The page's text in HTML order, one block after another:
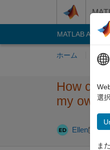
MATLAB
ホーム 質問
How can
my own
Ellen
選
ま